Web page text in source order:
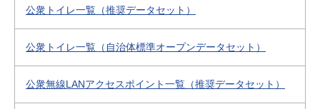
公衆トイレ一覧（推奨データセット）
公衆トイレ一覧（自治体標準オープンデータセット）
公衆無線LANアクセスポイント一覧（推奨データセット）